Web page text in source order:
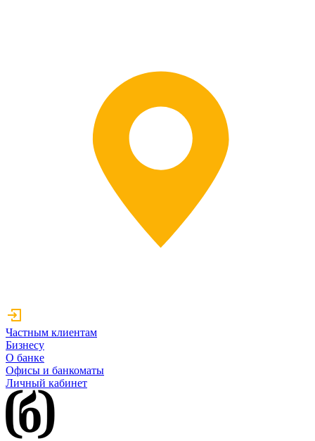
Частным клиентам
Бизнесу
О банке
Офисы и банкоматы
Личный кабинет